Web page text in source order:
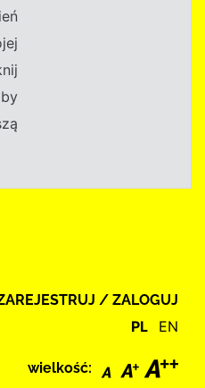
/ ZALOGUJ
PL EN
wielkość: